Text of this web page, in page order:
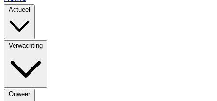
Actueel
Verwachting
Onweer